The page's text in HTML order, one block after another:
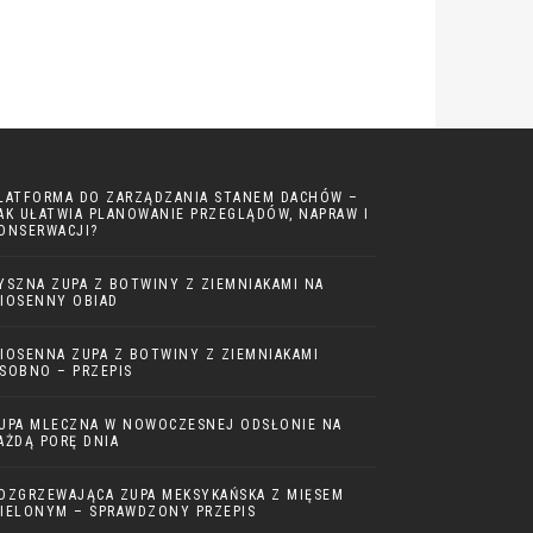
DO ZARZĄDZANIA STANEM DACHÓW –
UŁATWIA PLANOWANIE PRZEGLĄDÓW, NAPRAW I
ZUPA Z BOTWINY Z ZIEMNIAKAMI NA
OBIAD
ZUPA Z BOTWINY Z ZIEMNIAKAMI
– PRZEPIS
MLECZNA W NOWOCZESNEJ ODSŁONIE NA
PORĘ DNIA
ZUPA MEKSYKAŃSKA Z MIĘSEM
– SPRAWDZONY PRZEPIS